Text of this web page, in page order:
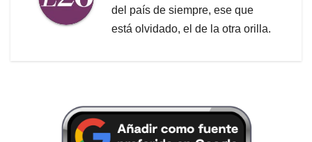
del país de siempre, ese que
está olvidado, el de la otra orilla.